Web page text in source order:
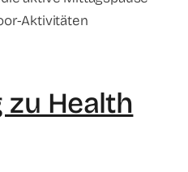
Aktivitäten
Health